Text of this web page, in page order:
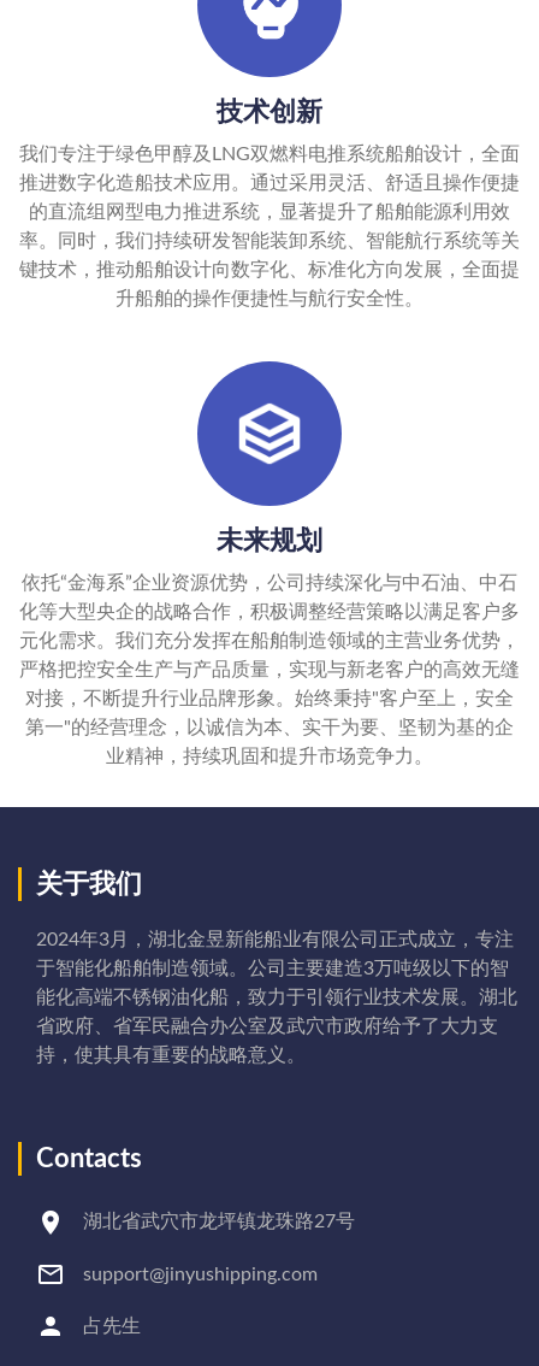
技术创新
我们专注于绿色甲醇及LNG双燃料电推系统船舶设计，全面
推进数字化造船技术应用。通过采用灵活、舒适且操作便捷
的直流组网型电力推进系统，显著提升了船舶能源利用效
率。同时，我们持续研发智能装卸系统、智能航行系统等关
键技术，推动船舶设计向数字化、标准化方向发展，全面提
升船舶的操作便捷性与航行安全性。
未来规划
依托“金海系”企业资源优势，公司持续深化与中石油、中石
化等大型央企的战略合作，积极调整经营策略以满足客户多
元化需求。我们充分发挥在船舶制造领域的主营业务优势，
严格把控安全生产与产品质量，实现与新老客户的高效无缝
对接，不断提升行业品牌形象。始终秉持"客户至上，安全
第一"的经营理念，以诚信为本、实干为要、坚韧为基的企
业精神，持续巩固和提升市场竞争力。
关于我们
2024年3月，湖北金昱新能船业有限公司正式成立，专注
于智能化船舶制造领域。公司主要建造3万吨级以下的智
能化高端不锈钢油化船，致力于引领行业技术发展。湖北
省政府、省军民融合办公室及武穴市政府给予了大力支
持，使其具有重要的战略意义。
Contacts
湖北省武穴市龙坪镇龙珠路27号
support@jinyushipping.com
占先生